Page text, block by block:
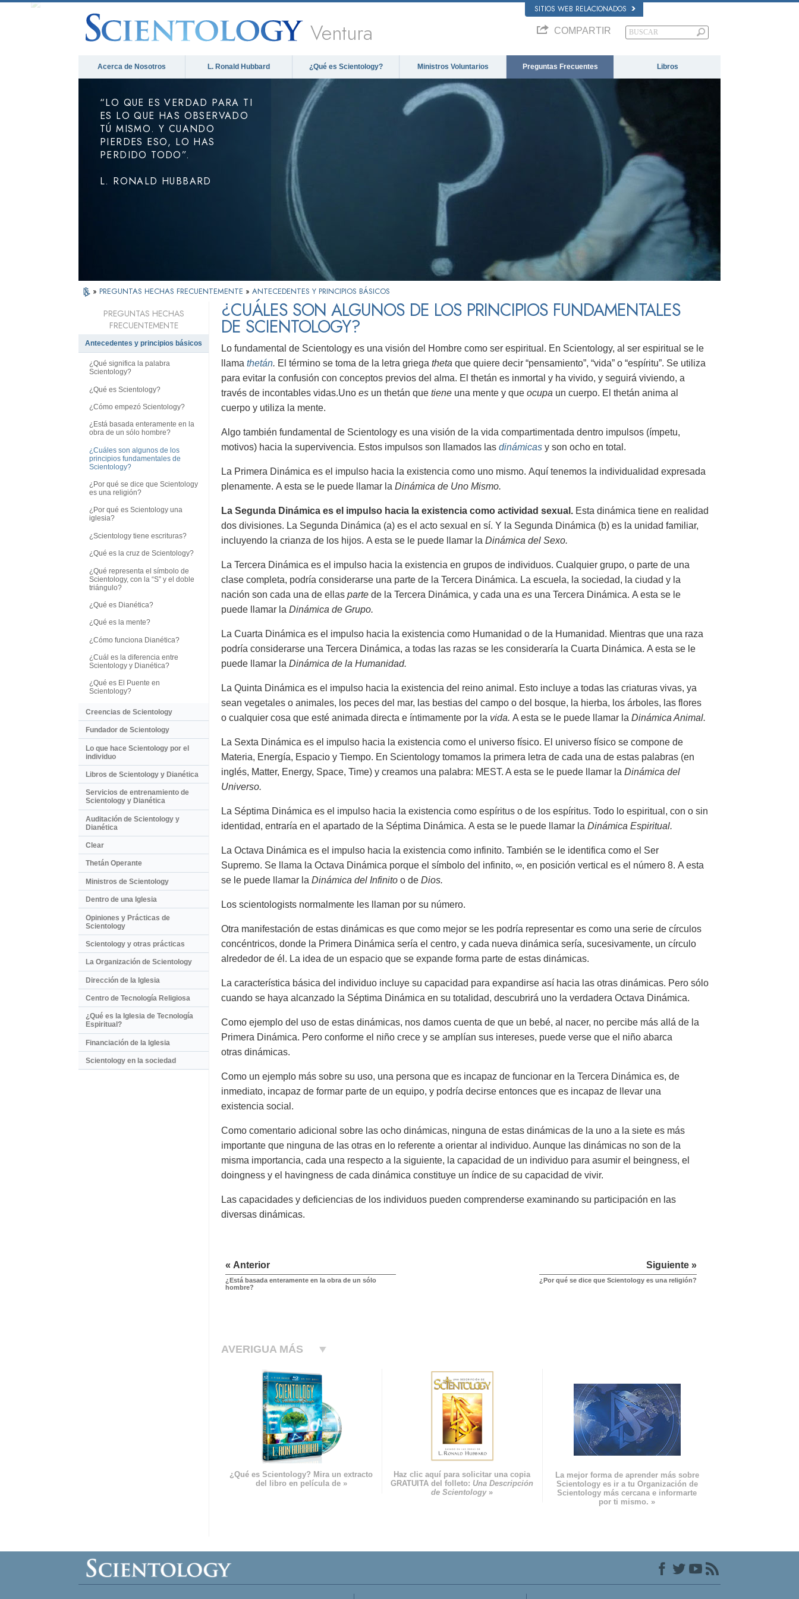
SITIOS WEB RELACIONADOS
Ventura COMPARTIR
Acerca de Nosotros L. Ronald Hubbard ¿Qué es Scientology? Ministros Voluntarios Preguntas Frecuentes Libros
“LO QUE ES VERDAD PARA TI
ES LO QUE HAS OBSERVADO
TÚ MISMO. Y CUANDO
PIERDES ESO, LO HAS
PERDIDO TODO”.
L. RONALD HUBBARD
» PREGUNTAS HECHAS FRECUENTEMENTE » ANTECEDENTES Y PRINCIPIOS BÁSICOS
¿CUÁLES SON ALGUNOS DE LOS PRINCIPIOS FUNDAMENTALES
DE SCIENTOLOGY?
Lo fundamental de Scientology es una visión del Hombre como ser espiritual. En Scientology, al ser espiritual se le
llama thetán. El término se toma de la letra griega theta que quiere decir “pensamiento”, “vida” o “espíritu”. Se utiliza
para evitar la confusión con conceptos previos del alma. El thetán es inmortal y ha vivido, y seguirá viviendo, a
través de incontables vidas.Uno es un thetán que tiene una mente y que ocupa un cuerpo. El thetán anima al
cuerpo y utiliza la mente.
Algo también fundamental de Scientology es una visión de la vida compartimentada dentro impulsos (ímpetu,
motivos) hacia la supervivencia. Estos impulsos son llamados las dinámicas y son ocho en total.
La Primera Dinámica es el impulso hacia la existencia como uno mismo. Aquí tenemos la individualidad expresada
plenamente. A esta se le puede llamar la Dinámica de Uno Mismo.
La Segunda Dinámica es el impulso hacia la existencia como actividad sexual. Esta dinámica tiene en realidad
dos divisiones. La Segunda Dinámica (a) es el acto sexual en sí. Y la Segunda Dinámica (b) es la unidad familiar,
incluyendo la crianza de los hijos. A esta se le puede llamar la Dinámica del Sexo.
La Tercera Dinámica es el impulso hacia la existencia en grupos de individuos. Cualquier grupo, o parte de una
clase completa, podría considerarse una parte de la Tercera Dinámica. La escuela, la sociedad, la ciudad y la
nación son cada una de ellas parte de la Tercera Dinámica, y cada una es una Tercera Dinámica. A esta se le
puede llamar la Dinámica de Grupo.
La Cuarta Dinámica es el impulso hacia la existencia como Humanidad o de la Humanidad. Mientras que una raza
podría considerarse una Tercera Dinámica, a todas las razas se les consideraría la Cuarta Dinámica. A esta se le
puede llamar la Dinámica de la Humanidad.
La Quinta Dinámica es el impulso hacia la existencia del reino animal. Esto incluye a todas las criaturas vivas, ya
sean vegetales o animales, los peces del mar, las bestias del campo o del bosque, la hierba, los árboles, las flores
o cualquier cosa que esté animada directa e íntimamente por la vida. A esta se le puede llamar la Dinámica Animal.
La Sexta Dinámica es el impulso hacia la existencia como el universo físico. El universo físico se compone de
Materia, Energía, Espacio y Tiempo. En Scientology tomamos la primera letra de cada una de estas palabras (en
inglés, Matter, Energy, Space, Time) y creamos una palabra: MEST. A esta se le puede llamar la Dinámica del
Universo.
La Séptima Dinámica es el impulso hacia la existencia como espíritus o de los espíritus. Todo lo espiritual, con o sin
identidad, entraría en el apartado de la Séptima Dinámica. A esta se le puede llamar la Dinámica Espiritual.
La Octava Dinámica es el impulso hacia la existencia como infinito. También se le identifica como el Ser
Supremo. Se llama la Octava Dinámica porque el símbolo del infinito, ∞, en posición vertical es el número 8. A esta
se le puede llamar la Dinámica del Infinito o de Dios.
Los scientologists normalmente les llaman por su número.
Otra manifestación de estas dinámicas es que como mejor se les podría representar es como una serie de círculos
concéntricos, donde la Primera Dinámica sería el centro, y cada nueva dinámica sería, sucesivamente, un círculo
alrededor de él. La idea de un espacio que se expande forma parte de estas dinámicas.
La característica básica del individuo incluye su capacidad para expandirse así hacia las otras dinámicas. Pero sólo
cuando se haya alcanzado la Séptima Dinámica en su totalidad, descubrirá uno la verdadera Octava Dinámica.
Como ejemplo del uso de estas dinámicas, nos damos cuenta de que un bebé, al nacer, no percibe más allá de la
Primera Dinámica. Pero conforme el niño crece y se amplían sus intereses, puede verse que el niño abarca
otras dinámicas.
Como un ejemplo más sobre su uso, una persona que es incapaz de funcionar en la Tercera Dinámica es, de
inmediato, incapaz de formar parte de un equipo, y podría decirse entonces que es incapaz de llevar una
existencia social.
Como comentario adicional sobre las ocho dinámicas, ninguna de estas dinámicas de la uno a la siete es más
importante que ninguna de las otras en lo referente a orientar al individuo. Aunque las dinámicas no son de la
misma importancia, cada una respecto a la siguiente, la capacidad de un individuo para asumir el beingness, el
doingness y el havingness de cada dinámica constituye un índice de su capacidad de vivir.
Las capacidades y deficiencias de los individuos pueden comprenderse examinando su participación en las
diversas dinámicas.
« Anterior
¿Está basada enteramente en la obra de un sólo
hombre?
Siguiente »
¿Por qué se dice que Scientology es una religión?
AVERIGUA MÁS
¿Qué es Scientology? Mira un extracto
del libro en película de »
Haz clic aquí para solicitar una copia
GRATUITA del folleto: Una Descripción
de Scientology»
La mejor forma de aprender más sobre
Scientology es ir a tu Organización de
Scientology más cercana e informarte
por ti mismo. »
PREGUNTAS HECHAS
FRECUENTEMENTE
Antecedentes y principios básicos
¿Qué significa la palabra
Scientology?
¿Qué es Scientology?
¿Cómo empezó Scientology?
¿Está basada enteramente en la
obra de un sólo hombre?
¿Cuáles son algunos de los
principios fundamentales de
Scientology?
¿Por qué se dice que Scientology
es una religión?
¿Por qué es Scientology una
iglesia?
¿Scientology tiene escrituras?
¿Qué es la cruz de Scientology?
¿Qué representa el símbolo de
Scientology, con la “S” y el doble
triángulo?
¿Qué es Dianética?
¿Qué es la mente?
¿Cómo funciona Dianética?
¿Cuál es la diferencia entre
Scientology y Dianética?
¿Qué es El Puente en
Scientology?
Creencias de Scientology
Fundador de Scientology
Lo que hace Scientology por el
individuo
Libros de Scientology y Dianética
Servicios de entrenamiento de
Scientology y Dianética
Auditación de Scientology y
Dianética
Clear
Thetán Operante
Ministros de Scientology
Dentro de una Iglesia
Opiniones y Prácticas de
Scientology
Scientology y otras prácticas
La Organización de Scientology
Dirección de la Iglesia
Centro de Tecnología Religiosa
¿Qué es la Iglesia de Tecnología
Espiritual?
Financiación de la Iglesia
Scientology en la sociedad